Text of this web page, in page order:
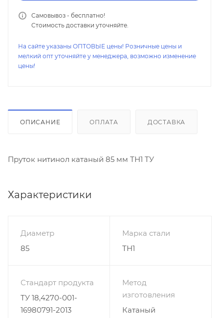
Самовывоз - бесплатно!
Стоимость доставки уточняйте.
На сайте указаны ОПТОВЫЕ цены! Розничные цены и
мелкий опт уточняйте у менеджера, возможно изменение
цены!
ОПИСАНИЕ ОПЛАТА ДОСТАВКА
Пруток нитинол катаный 85 мм ТН1 ТУ
Характеристики
Диаметр
85
Марка стали
ТН1
Стандарт продукта
ТУ 18,4270-001-
16980791-2013
Метод
изготовления
Катаный